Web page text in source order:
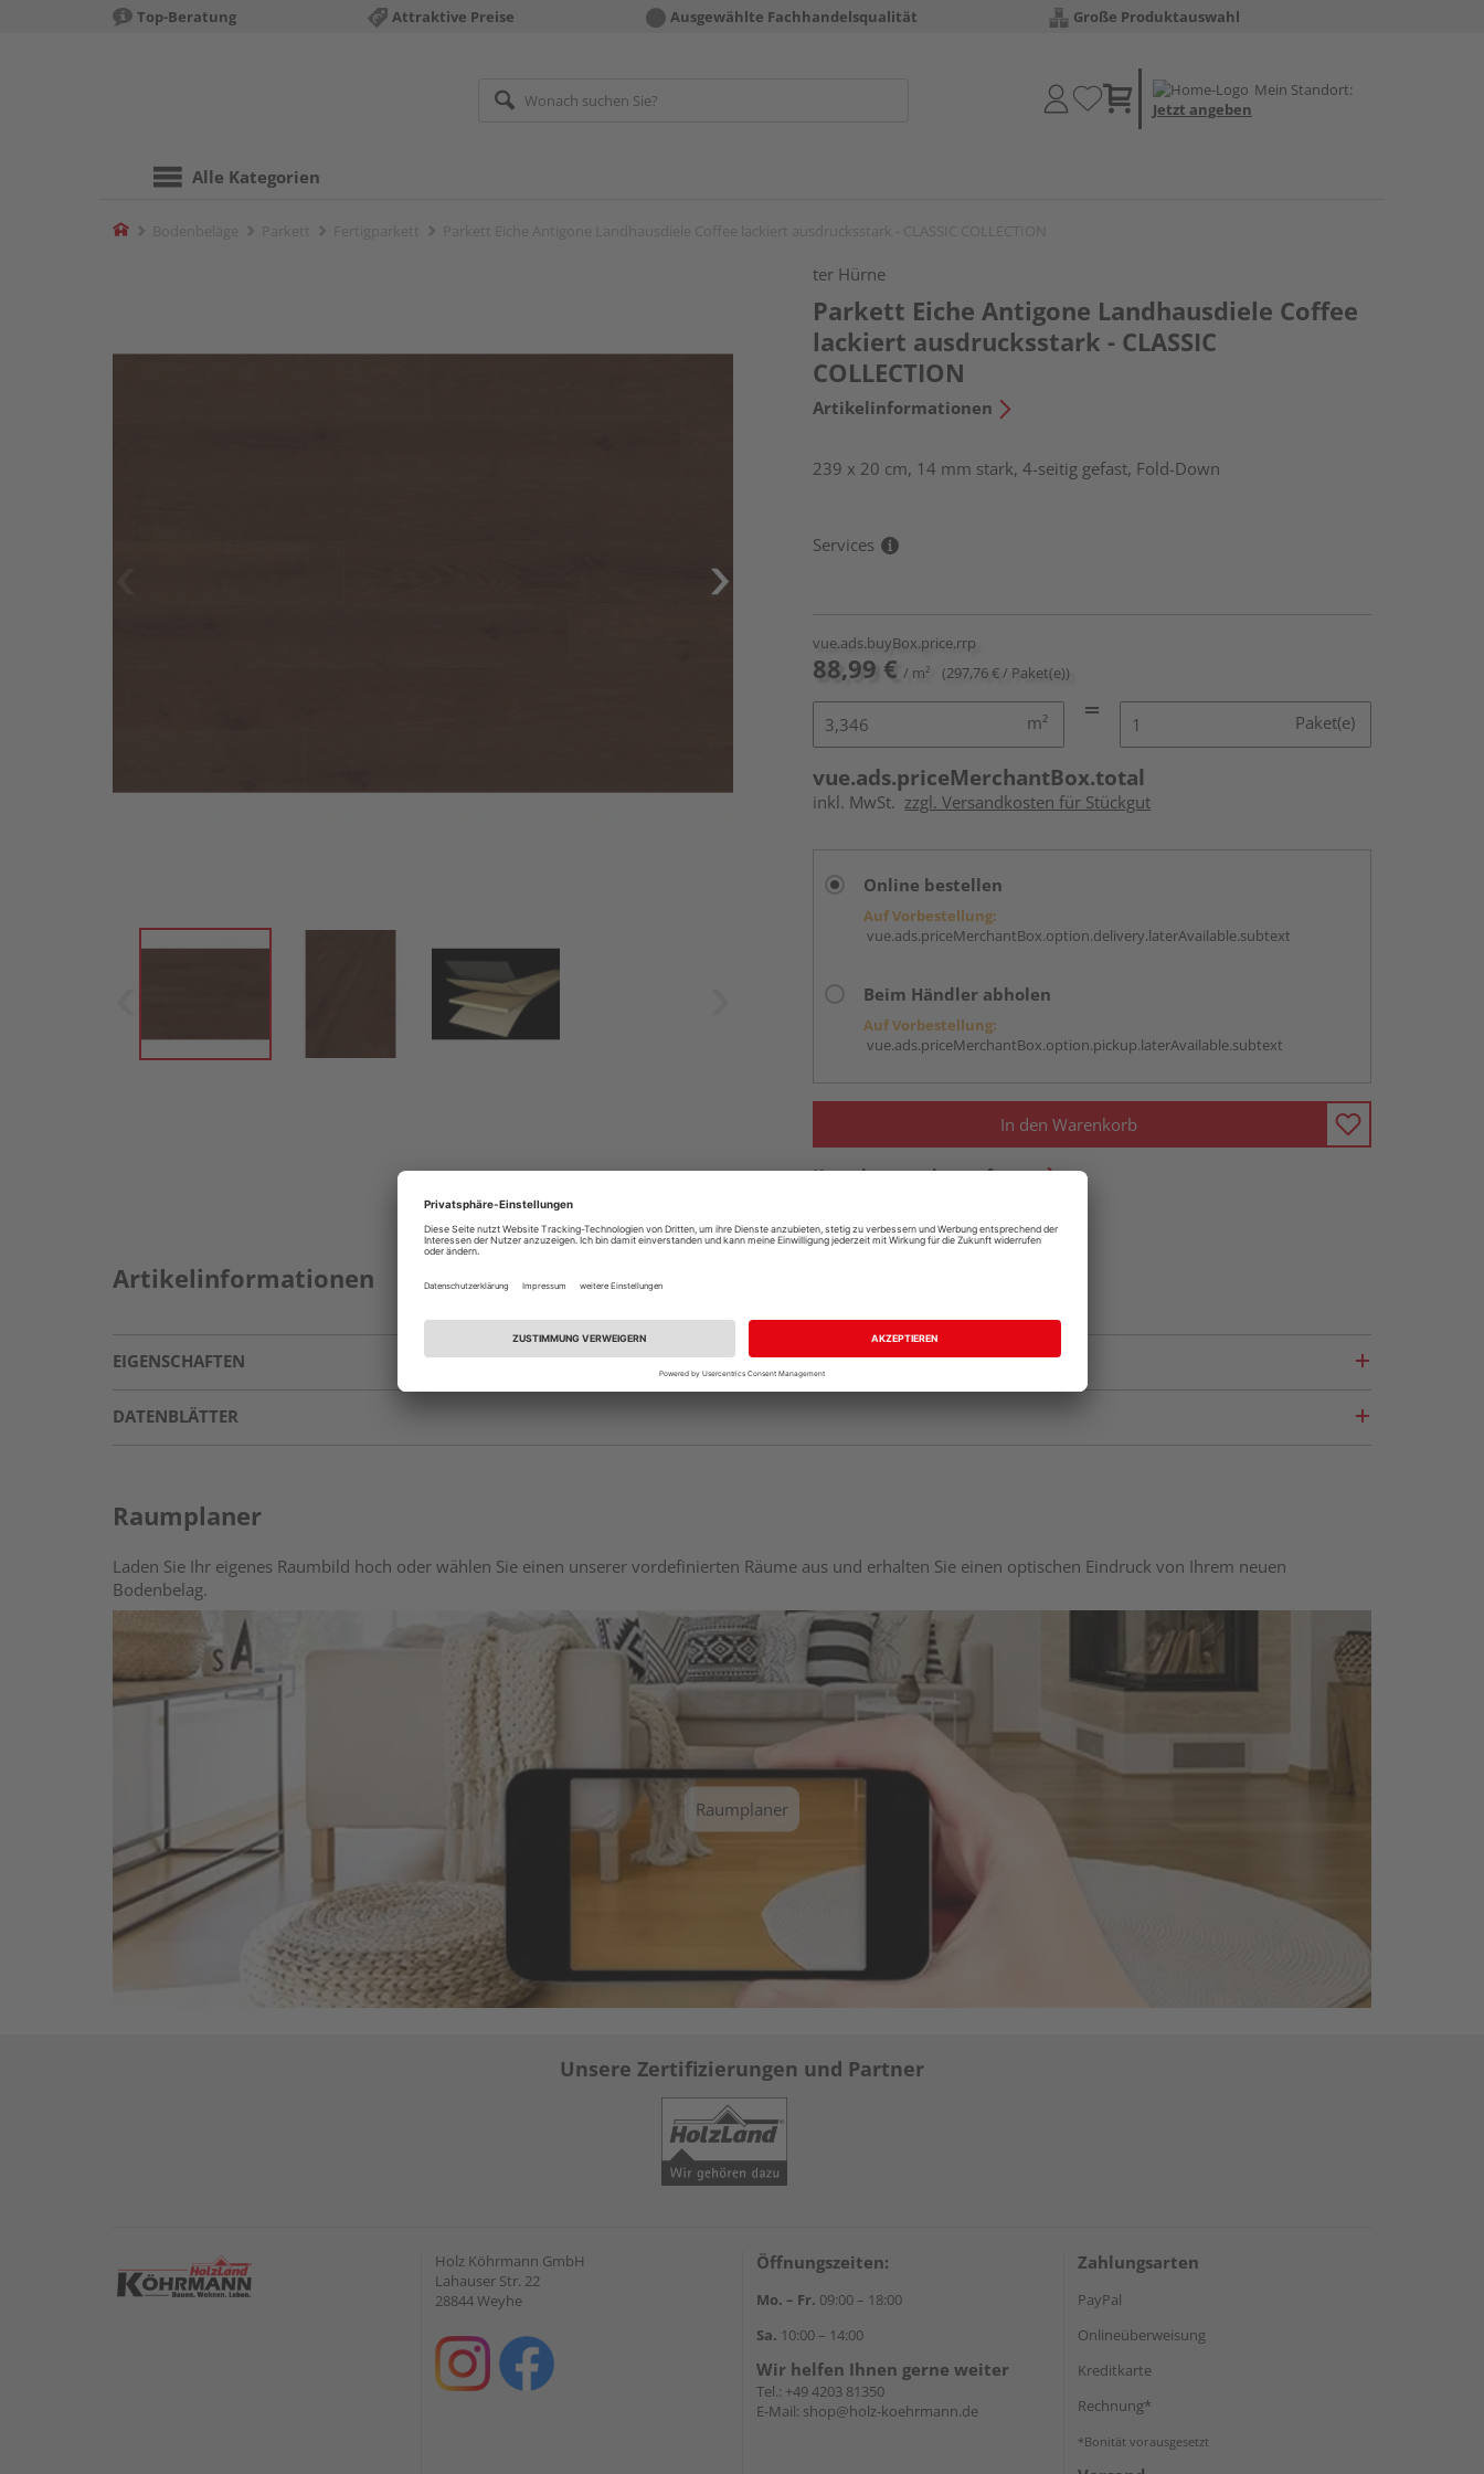
Top-Beratung Attraktive Preise Ausgewählte Fachhandelsqualität Große Produktauswahl
Mein Standort:
Jetzt angeben
Alle Kategorien
Home
ter Hürne
Parkett Eiche Antigone Landhausdiele Coffee
lackiert ausdrucksstark - CLASSIC
COLLECTION
Artikelinformationen
239 x 20 cm, 14 mm stark, 4-seitig gefast, Fold-Down
Services
vue.ads.buyBox.price.rrp
88,99 € / m² (297,76 € / Paket(e))
m² Paket(e)
vue.ads.priceMerchantBox.total
inkl. MwSt. zzgl. Versandkosten für Stückgut
Online bestellen
Auf Vorbestellung:
vue.ads.priceMerchantBox.option.delivery.laterAvailable.subtext
Beim Händler abholen
Auf Vorbestellung:
vue.ads.priceMerchantBox.option.pickup.laterAvailable.subtext
In den Warenkorb
Komplettangebot anfragen
Artikelinformationen
EIGENSCHAFTEN
DATENBLÄTTER
Raumplaner
Laden Sie Ihr eigenes Raumbild hoch oder wählen Sie einen unserer vordefinierten Räume aus und erhalten Sie einen optischen Eindruck von Ihrem neuen
Bodenbelag.
Raumplaner
Unsere Zertifizierungen und Partner
Holz Köhrmann GmbH
Lahauser Str. 22
28844 Weyhe
Öffnungszeiten:
Mo. – Fr. 09:00 – 18:00
Sa. 10:00 – 14:00
Wir helfen Ihnen gerne weiter
Tel.: +49 4203 81350
E-Mail: shop@holz-koehrmann.de
Zahlungsarten
PayPal
Onlineüberweisung
Kreditkarte
Rechnung*
*Bonität vorausgesetzt